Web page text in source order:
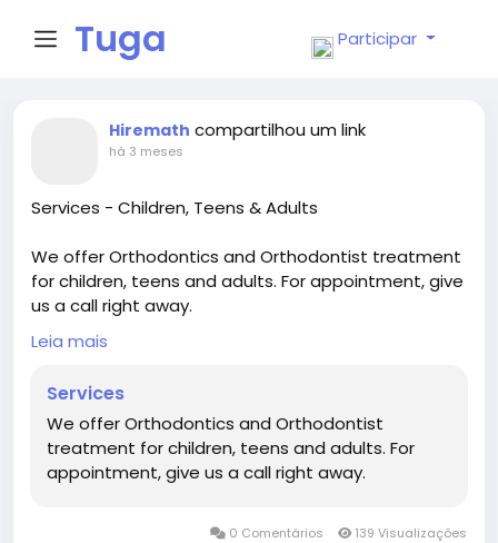
Tuga
Face
Participar
Hiremath compartilhou um link
há 3 meses
Services - Children, Teens & Adults
We offer Orthodontics and Orthodontist treatment
for children, teens and adults. For appointment, give
us a call right away.
https://www.hiremathortho.com/services/
Leia mais
Services
We offer Orthodontics and Orthodontist
treatment for children, teens and adults. For
appointment, give us a call right away.
0 Comentários 139 Visualizações